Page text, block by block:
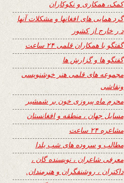
کمک، همکاری و نکوکاران
گرد همایی های افغانها و مشکلات آنها
د ر خارج از کشور
گفتگو با همکاران قلمی ۲۴ ساعت
گفتگو ها و گزارش ها
مجموعه های قلمی هنر خوشنویسی
ونقاشی
محرم ماه پیروزی خون بر شمشیر
مسایل جهان ، منطقه و افغانستان
مشاعره ۲۴ ساعت
مطالب و سروده های شب یلدا
معرفی شاعران ، نویسنده گان ،
داکتران ، روشنفگران و هنرمندان.